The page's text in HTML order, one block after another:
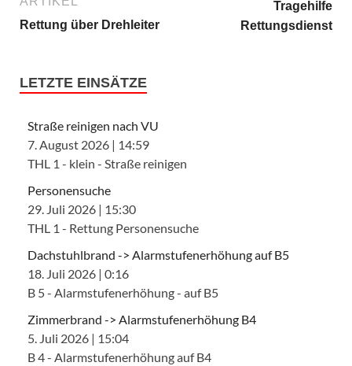
Rettung über Drehleiter
Tragehilfe
Rettungsdienst
LETZTE EINSÄTZE
Straße reinigen nach VU
7. August 2026 | 14:59
THL 1 - klein - Straße reinigen
Personensuche
29. Juli 2026 | 15:30
THL 1 - Rettung Personensuche
Dachstuhlbrand -> Alarmstufenerhöhung auf B5
18. Juli 2026 | 0:16
B 5 - Alarmstufenerhöhung - auf B5
Zimmerbrand -> Alarmstufenerhöhung B4
5. Juli 2026 | 15:04
B 4 - Alarmstufenerhöhung auf B4